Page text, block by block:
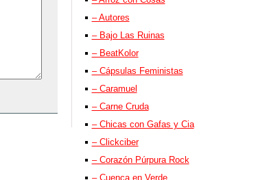
– Autores
– Bajo Las Ruinas
– BeatKolor
– Cápsulas Feministas
– Caramuel
– Carne Cruda
– Chicas con Gafas y Cia
– Clickciber
– Corazón Púrpura Rock
– Cuenca en Verde